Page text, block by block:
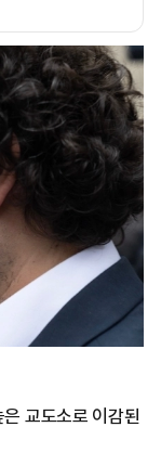
교도소로 이감된